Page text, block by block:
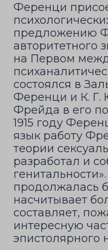
Ференци
предложению
авторитетного
на Первом
состоялся в
Ференци и К. Г.
Фрейда в его
1915 году
язык работу
теории
разработал и
продолжалась
насчитывает
составляет,
интересную
эпистолярного